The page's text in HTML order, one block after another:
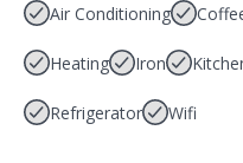
Air Conditioning
Heating Iron
Refrigerator Wifi